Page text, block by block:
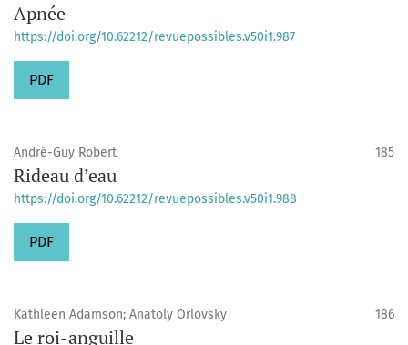
Apnée
https://doi.org/10.62212/revuepossibles.v50i1.987
PDF
André-Guy Robert 185
Rideau d’eau
https://doi.org/10.62212/revuepossibles.v50i1.988
PDF
Kathleen Adamson; Anatoly Orlovsky 186
Le roi-anguille